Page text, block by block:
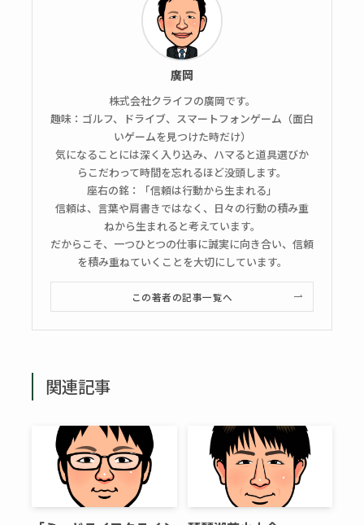
廣岡
株式会社クライフの廣岡です。
趣味：ゴルフ、ドライブ、スマートフォンゲーム（面白
いゲームを見つけた時だけ）
気になることには深く入り込み、ハマると道具選びか
らこだわって時間を忘れるほど没頭します。
座右の銘：「信頼は行動から生まれる」
信頼は、言葉や肩書きではなく、日々の行動の積み重
ねから生まれると考えています。
だからこそ、一つひとつの仕事に誠実に向き合い、信頼
を積み重ねていくことを大切にしています。
この著者の記事一覧へ
関連記事